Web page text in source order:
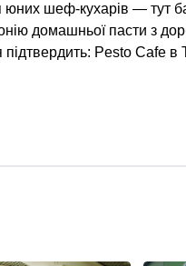
шеф-кухарів — тут
домашньої пасти з
Pesto Cafe